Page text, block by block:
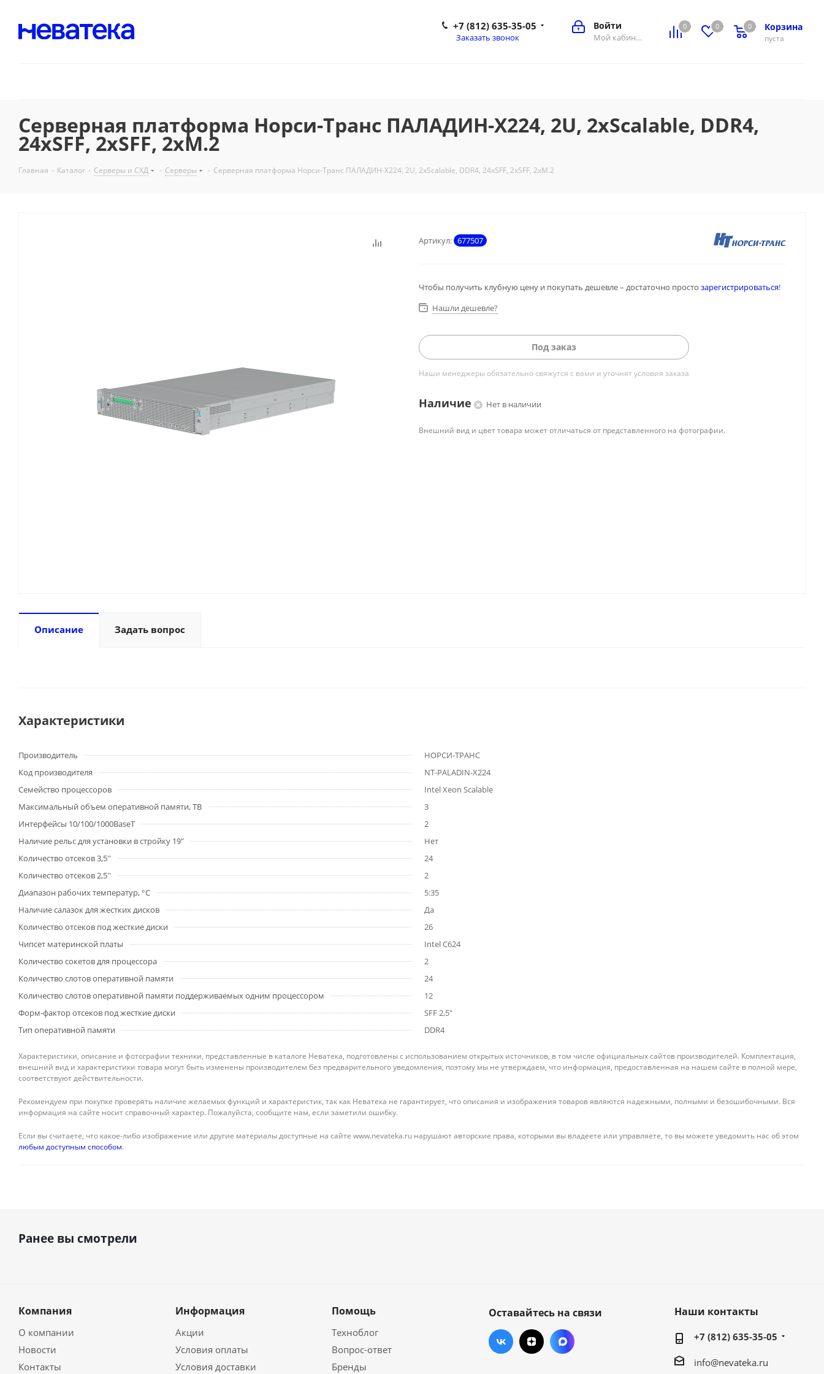
0 0 Корзина
0
пуста
0
Войти
Мой кабинет
+7 (812) 635-35-05
Заказать звонок
Серверная платформа Норси-Транс ПАЛАДИН-Х224, 2U, 2xScalable, DDR4,
24xSFF, 2xSFF, 2xM.2
Главная - Каталог - Серверы и СХД - Серверы - Серверная платформа Норси-Транс ПАЛАДИН-Х224, 2U, 2xScalable, DDR4, 24xSFF, 2xSFF, 2xM.2
Артикул: 677507
Чтобы получить клубную цену и покупать дешевле – достаточно просто зарегистрироваться!
Нашли дешевле?
Под заказ
Наши менеджеры обязательно свяжутся с вами и уточнят условия заказа
Наличие Нет в наличии
Внешний вид и цвет товара может отличаться от представленного на фотографии.
Описание Задать вопрос
Характеристики
Производитель
НОРСИ-ТРАНС
Код производителя
NT-PALADIN-X224
Семейство процессоров
Intel Xeon Scalable
Максимальный объем оперативной памяти, TB
3
Интерфейсы 10/100/1000BaseT
2
Наличие рельс для установки в стройку 19"
Нет
Количество отсеков 3,5''
24
Количество отсеков 2,5''
2
Диапазон рабочих температур, °C
5:35
Наличие салазок для жестких дисков
Да
Количество отсеков под жесткие диски
26
Чипсет материнской платы
Intel C624
Количество сокетов для процессора
2
Количество слотов оперативной памяти
24
Количество слотов оперативной памяти поддерживаемых одним процессором
12
Форм-фактор отсеков под жесткие диски
SFF 2,5"
Тип оперативной памяти
DDR4
Характеристики, описание и фотографии техники, представленные в каталоге Неватека, подготовлены с использованием открытых источников, в том числе официальных сайтов производителей. Комплектация,
внешний вид и характеристики товара могут быть изменены производителем без предварительного уведомления, поэтому мы не утверждаем, что информация, предоставленная на нашем сайте в полной мере,
соответствуют действительности.
Рекомендуем при покупке проверять наличие желаемых функций и характеристик, так как Неватека не гарантирует, что описания и изображения товаров являются надежными, полными и безошибочными. Вся
информация на сайте носит справочный характер. Пожалуйста, сообщите нам, если заметили ошибку.
Если вы считаете, что какое-либо изображение или другие материалы доступные на сайте www.nevateka.ru нарушают авторские права, которыми вы владеете или управляете, то вы можете уведомить нас об этом
любым доступным способом.
Ранее вы смотрели
Компания
О компании
Новости
Контакты
Информация
Акции
Условия оплаты
Условия доставки
Помощь
Техноблог
Вопрос-ответ
Бренды
Оставайтесь на связи Наши контакты
+7 (812) 635-35-05
info@nevateka.ru